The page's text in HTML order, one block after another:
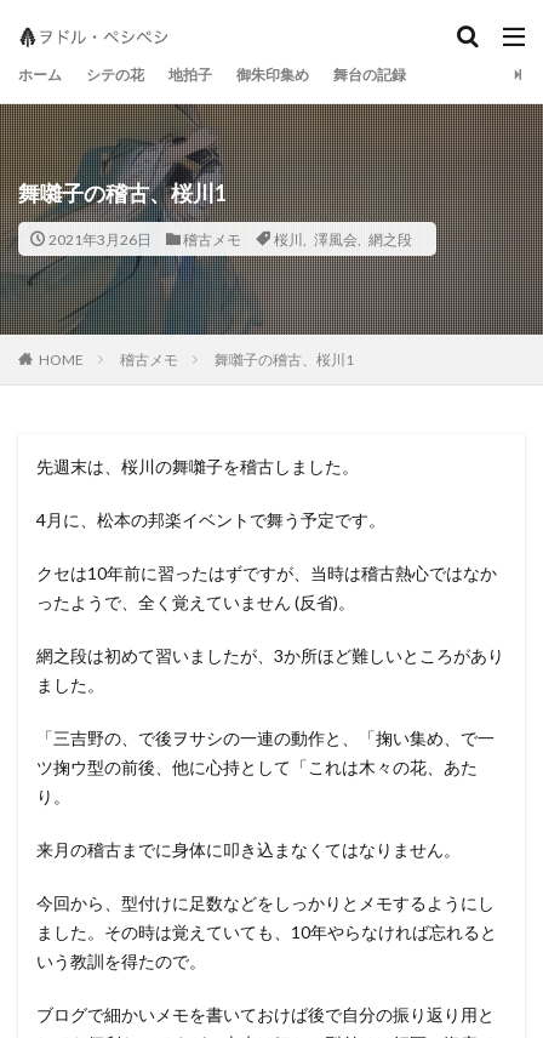
ホーム シテの花 地拍子 御朱印集め 舞台の記録
舞囃子の稽古、桜川1
2021年3月26日 稽古メモ 桜川 澤風会, 網之段
HOME 稽古メモ 舞囃子の稽古、桜川1
先週末は、桜川の舞囃子を稽古しました。
4月に、松本の邦楽イベントで舞う予定です。
クセは10年前に習ったはずですが、当時は稽古熱心ではなか
ったようで、全く覚えていません (反省)。
網之段は初めて習いましたが、3か所ほど難しいところがあり
ました。
「三吉野の、で後ヲサシの一連の動作と、「掬い集め、で一
ツ掬ウ型の前後、他に心持として「これは木々の花、あた
り。
来月の稽古までに身体に叩き込まなくてはなりません。
今回から、型付けに足数などをしっかりとメモするようにし
ました。その時は覚えていても、10年やらなければ忘れると
いう教訓を得たので。
ブログで細かいメモを書いておけば後で自分の振り返り用と
地拍子 シテの花 宝生流